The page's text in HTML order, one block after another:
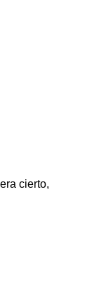
cierto,